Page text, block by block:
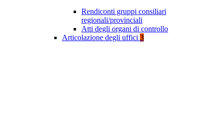
Rendiconti gruppi consiliari
regionali/provinciali
Atti degli organi di controllo
Articolazione degli uffici 3